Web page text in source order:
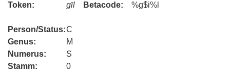
Token:
gīl Betacode: %g$i%l
Person/Status:C
Genus:
M
Numerus:
S
Stamm:
0